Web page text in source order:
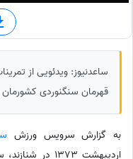
ساعدنیوز: ویدئویی از
قهرمان سنگنوردی کشورمان
به گزارش سرویس ورزش
اردیبهشت